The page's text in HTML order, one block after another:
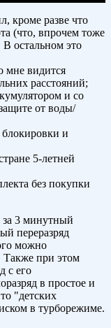
кроме разве что
(что, впрочем тоже
остальном это
мне видится
расстояний;
и со
от воды/
и
5-летней
без покупки
за 3 минутный
переразряд
можно
Также при этом
с его
в простое и
"детских
в турборежиме.